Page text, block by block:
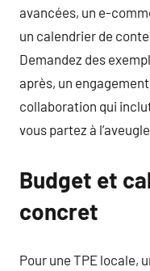
avancées, un e-
un calendrier de
Demandez des
après, un
collaboration qui
vous partez à
Budget et
concret
Pour une TPE locale,